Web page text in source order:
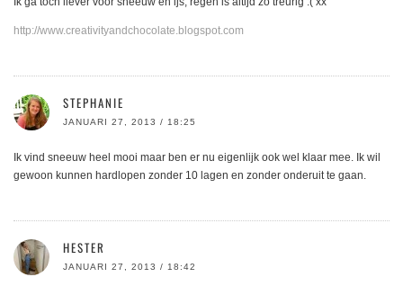
http://www.creativityandchocolate.blogspot.com
STEPHANIE
JANUARI 27, 2013 / 18:25
Ik vind sneeuw heel mooi maar ben er nu eigenlijk ook wel klaar mee. Ik wil
gewoon kunnen hardlopen zonder 10 lagen en zonder onderuit te gaan.
HESTER
JANUARI 27, 2013 / 18:42